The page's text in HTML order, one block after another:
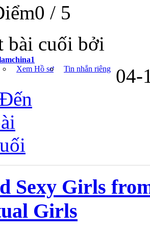
/ 5
bài cuối bởi
Xem Hồ sơ
Tin nhắn riêng 04-
Sexy Girls
Girls